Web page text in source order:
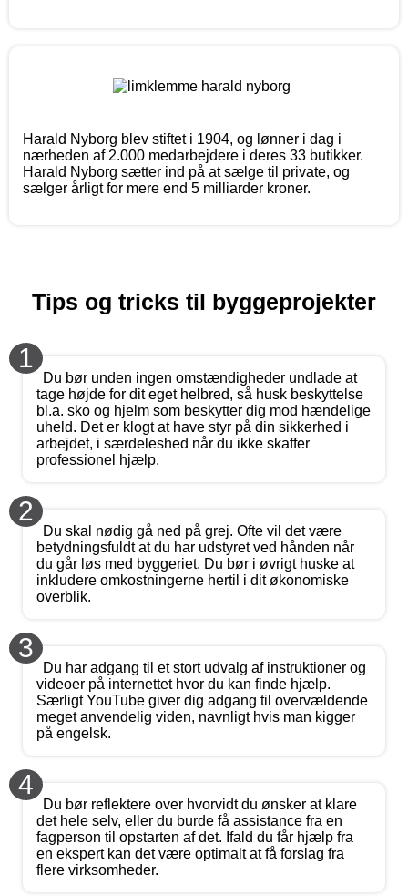
Harald Nyborg blev stiftet i 1904, og lønner i dag i
nærheden af 2.000 medarbejdere i deres 33 butikker.
Harald Nyborg sætter ind på at sælge til private, og
sælger årligt for mere end 5 milliarder kroner.
Tips og tricks til byggeprojekter
1
Du bør unden ingen omstændigheder undlade at
tage højde for dit eget helbred, så husk beskyttelse
bl.a. sko og hjelm som beskytter dig mod hændelige
uheld. Det er klogt at have styr på din sikkerhed i
arbejdet, i særdeleshed når du ikke skaffer
professionel hjælp.
2
Du skal nødig gå ned på grej. Ofte vil det være
betydningsfuldt at du har udstyret ved hånden når
du går løs med byggeriet. Du bør i øvrigt huske at
inkludere omkostningerne hertil i dit økonomiske
overblik.
3
Du har adgang til et stort udvalg af instruktioner og
videoer på internettet hvor du kan finde hjælp.
Særligt YouTube giver dig adgang til overvældende
meget anvendelig viden, navnligt hvis man kigger
på engelsk.
4
Du bør reflektere over hvorvidt du ønsker at klare
det hele selv, eller du burde få assistance fra en
fagperson til opstarten af det. Ifald du får hjælp fra
en ekspert kan det være optimalt at få forslag fra
flere virksomheder.